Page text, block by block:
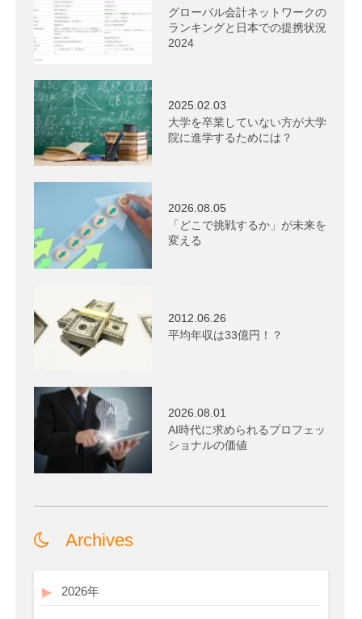
グローバル会計ネットワークの
ランキングと日本での提携状況
2024
2025.02.03
大学を卒業していない方が大学
院に進学するためには？
2026.08.05
「どこで挑戦するか」が未来を
変える
2012.06.26
平均年収は33億円！？
2026.08.01
AI時代に求められるプロフェッ
ショナルの価値
Archives
2026年